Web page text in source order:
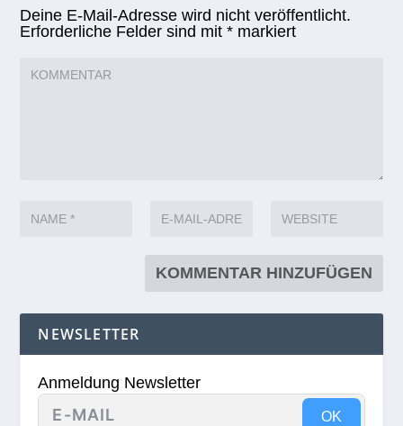
Deine E-Mail-Adresse wird nicht veröffentlicht.
Erforderliche Felder sind mit* markiert
NEWSLETTER
Anmeldung Newsletter
OK